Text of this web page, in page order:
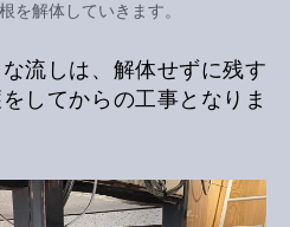
を解体していきます。
流しは、解体せずに残す
してからの工事となりま